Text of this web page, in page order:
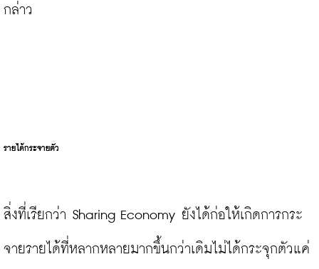
กล่าว
รายได้กระจายตัว
สิ่งที่เรียกว่า Sharing Economy ยังได้ก่อให้เกิดการกระ
จายรายได้ที่หลากหลายมากขึ้นกว่าเดิมไม่ได้กระจุกตัวแค่